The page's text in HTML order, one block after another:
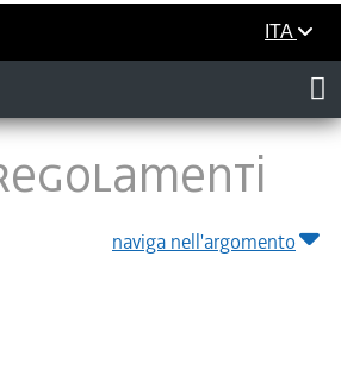
ITA
naviga nell'argomento